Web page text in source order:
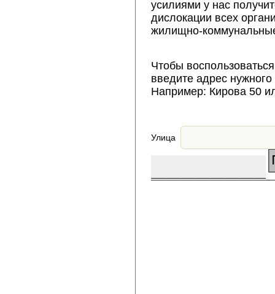
усилиями у нас
дислокации всех
жилищно-
Чтобы
введите адрес
Например: Кирова 50
Улица